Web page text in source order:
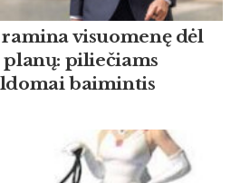
visuomenę dėl
planų: piliečiams
baimintis